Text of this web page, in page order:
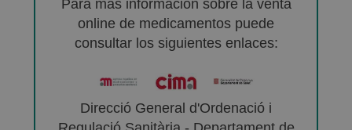
Para más información sobre la venta
online de medicamentos puede
consultar los siguientes enlaces:
Direcció General d'Ordenació i